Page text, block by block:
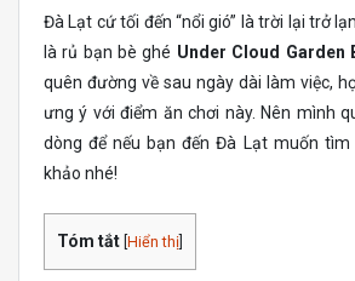
Đà Lạt cứ tối đến “nổi gió” là trời lại trở
là rủ bạn bè ghé Under Cloud Garden
quên đường về sau ngày dài làm việc,
ưng ý với điểm ăn chơi này. Nên mình
dòng để nếu bạn đến Đà Lạt muốn tìm
khảo nhé!
Tóm tắt Hiển thị